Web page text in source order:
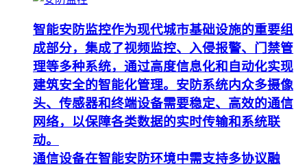
智能安防监控作为现代城市基础设施的重要组
成部分，集成了视频监控、入侵报警、门禁管
理等多种系统，通过高度信息化和自动化实现
建筑安全的智能化管理。安防系统内众多摄像
头、传感器和终端设备需要稳定、高效的通信
网络，以保障各类数据的实时传输和系统联
动。
通信设备在智能安防环境中需支持多协议融